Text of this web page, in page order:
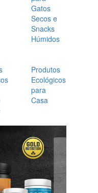
Gatos
Secos e
Snacks
Húmidos
Produtos
Ecológicos
para
Casa